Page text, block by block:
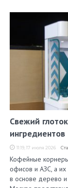
Свежий
ингредиентов
11:19, 17 июля 2026
Кофейные корнеры
офисов и АЗС, а
в основе дерево и